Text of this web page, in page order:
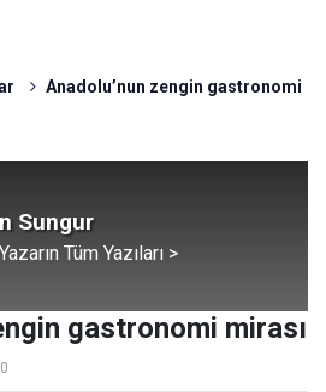
Anadolu’nun zengin gastronomi
Sungur
Yazarın Tüm Yazıları >
gastronomi mirası